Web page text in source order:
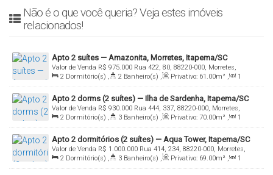
Não é o que você queria? Veja estes imóveis
relacionados!
Apto 2 suítes — Amazonita, Morretes, Itapema/SC
R$ 975.000
Valor de Venda
Rua 422, 80, 88220-000, Morretes,
Itapema, Santa Catarina, Brasil
2 Dormitório(s) , 2 Banheiro(s) , Privativo: 61 .00m² ,
1
Sala(s) , 2 Suíte(s) , 1 Vaga(s)
Apto 2 dorms (2 suítes) — Ilha de Sardenha, Itapema/SC
R$ 930.000
Valor de Venda
Rua 444, 337, 88220-000, Morretes,
Itapema, Santa Catarina, Brasil
2 Dormitório(s) , 3 Banheiro(s) , Privativo: 70.00m² ,
1
Sala(s) , 2 Suíte(s) , 1 Vaga(s)
Apto 2 dormitórios (2 suítes) — Aqua Tower, Itapema/SC
R$ 1.000.000
Valor de Venda
Rua 414, 234, 88220-000, Morretes,
Itapema, Santa Catarina, Brasil
2 Dormitório(s) , 3 Banheiro(s) , Privativo: 69.00m² ,
1
Sala(s) , 2 Suíte(s) , 1 Vaga(s)